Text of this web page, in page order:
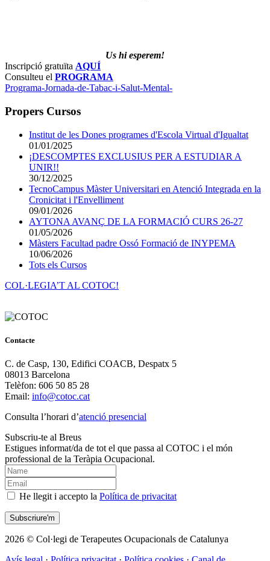
Us hi esperem!
Inscripció gratuïta AQUÍ
Consulteu el PROGRAMA
Programa-Jornada-de-Tabac-i-Salut-Mental-
Propers Cursos
Institut de les Dones programes d'Escola Virtual d'Igualtat
01/01/2025
¡DESCOMPTES EXCLUSIUS PER A ESTUDIAR A
UNIR!!
30/12/2025
TecnoCampus Màster Universitari en Atenció Integrada en la
Cronicitat i l'Envelliment
09/01/2026
AYTONA AVANÇ DE LA FORMACIÓ CURS 26-27
01/05/2026
Màsters Facultad padre Ossó Formació de INYPEMA
10/06/2026
Tots els Cursos
COL·LEGIA’T AL COTOC!
Contacte
C. de Casp, 130, Edifici COACB, Despatx 5
08013 Barcelona
Telèfon: 606 50 85 28
Email: info@cotoc.cat
Consulta l’horari d’atenció presencial
Subscriu-te al Breus
Estigues informat/da de tot el que passa al COTOC i el món
professional de la Teràpia Ocupacional.
He llegit i accepto la Política de privacitat
2026 © Col·legi de Terapeutes Ocupacionals de Catalunya